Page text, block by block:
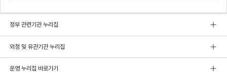
정부 관련기관 누리집
외청 및 유관기관 누리집
운영 누리집 바로가기